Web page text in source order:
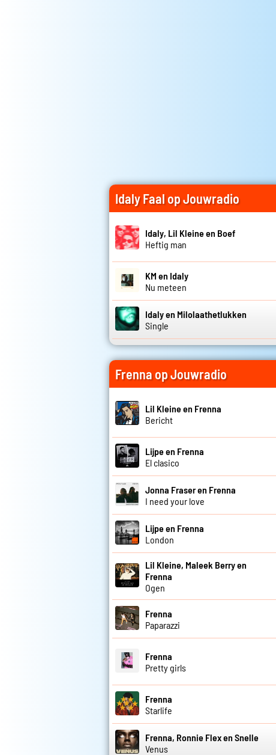
Idaly Faal op Jouwradio
Idaly, Lil Kleine en Boef
Heftig man
KM en Idaly
Nu meteen
Idaly en Milolaathetlukken
Single
Frenna op Jouwradio
Lil Kleine en Frenna
Bericht
Lijpe en Frenna
El clasico
Jonna Fraser en Frenna
I need your love
Lijpe en Frenna
London
Lil Kleine, Maleek Berry en
Frenna
Ogen
Frenna
Paparazzi
Frenna
Pretty girls
Frenna
Starlife
Frenna, Ronnie Flex en Snelle
Venus